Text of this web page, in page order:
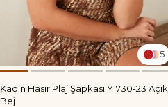
5
Kadın Hasır Plaj Şapkası Y1730-23 Açık
Bej